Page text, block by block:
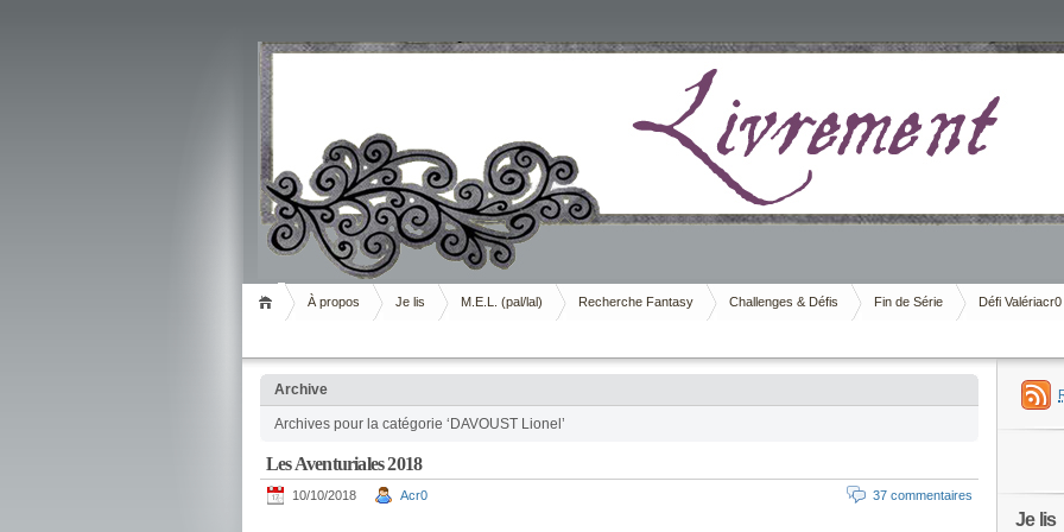
Livrement
À propos Je lis M.E.L. (pal/lal) Recherche Fantasy Challenges & Défis Fin de Série Défi Valériacr0
Archive
Archives pour la catégorie ‘DAVOUST Lionel’
Les Aventuriales 2018
10/10/2018 Acr0 37 commentaires
Je lis